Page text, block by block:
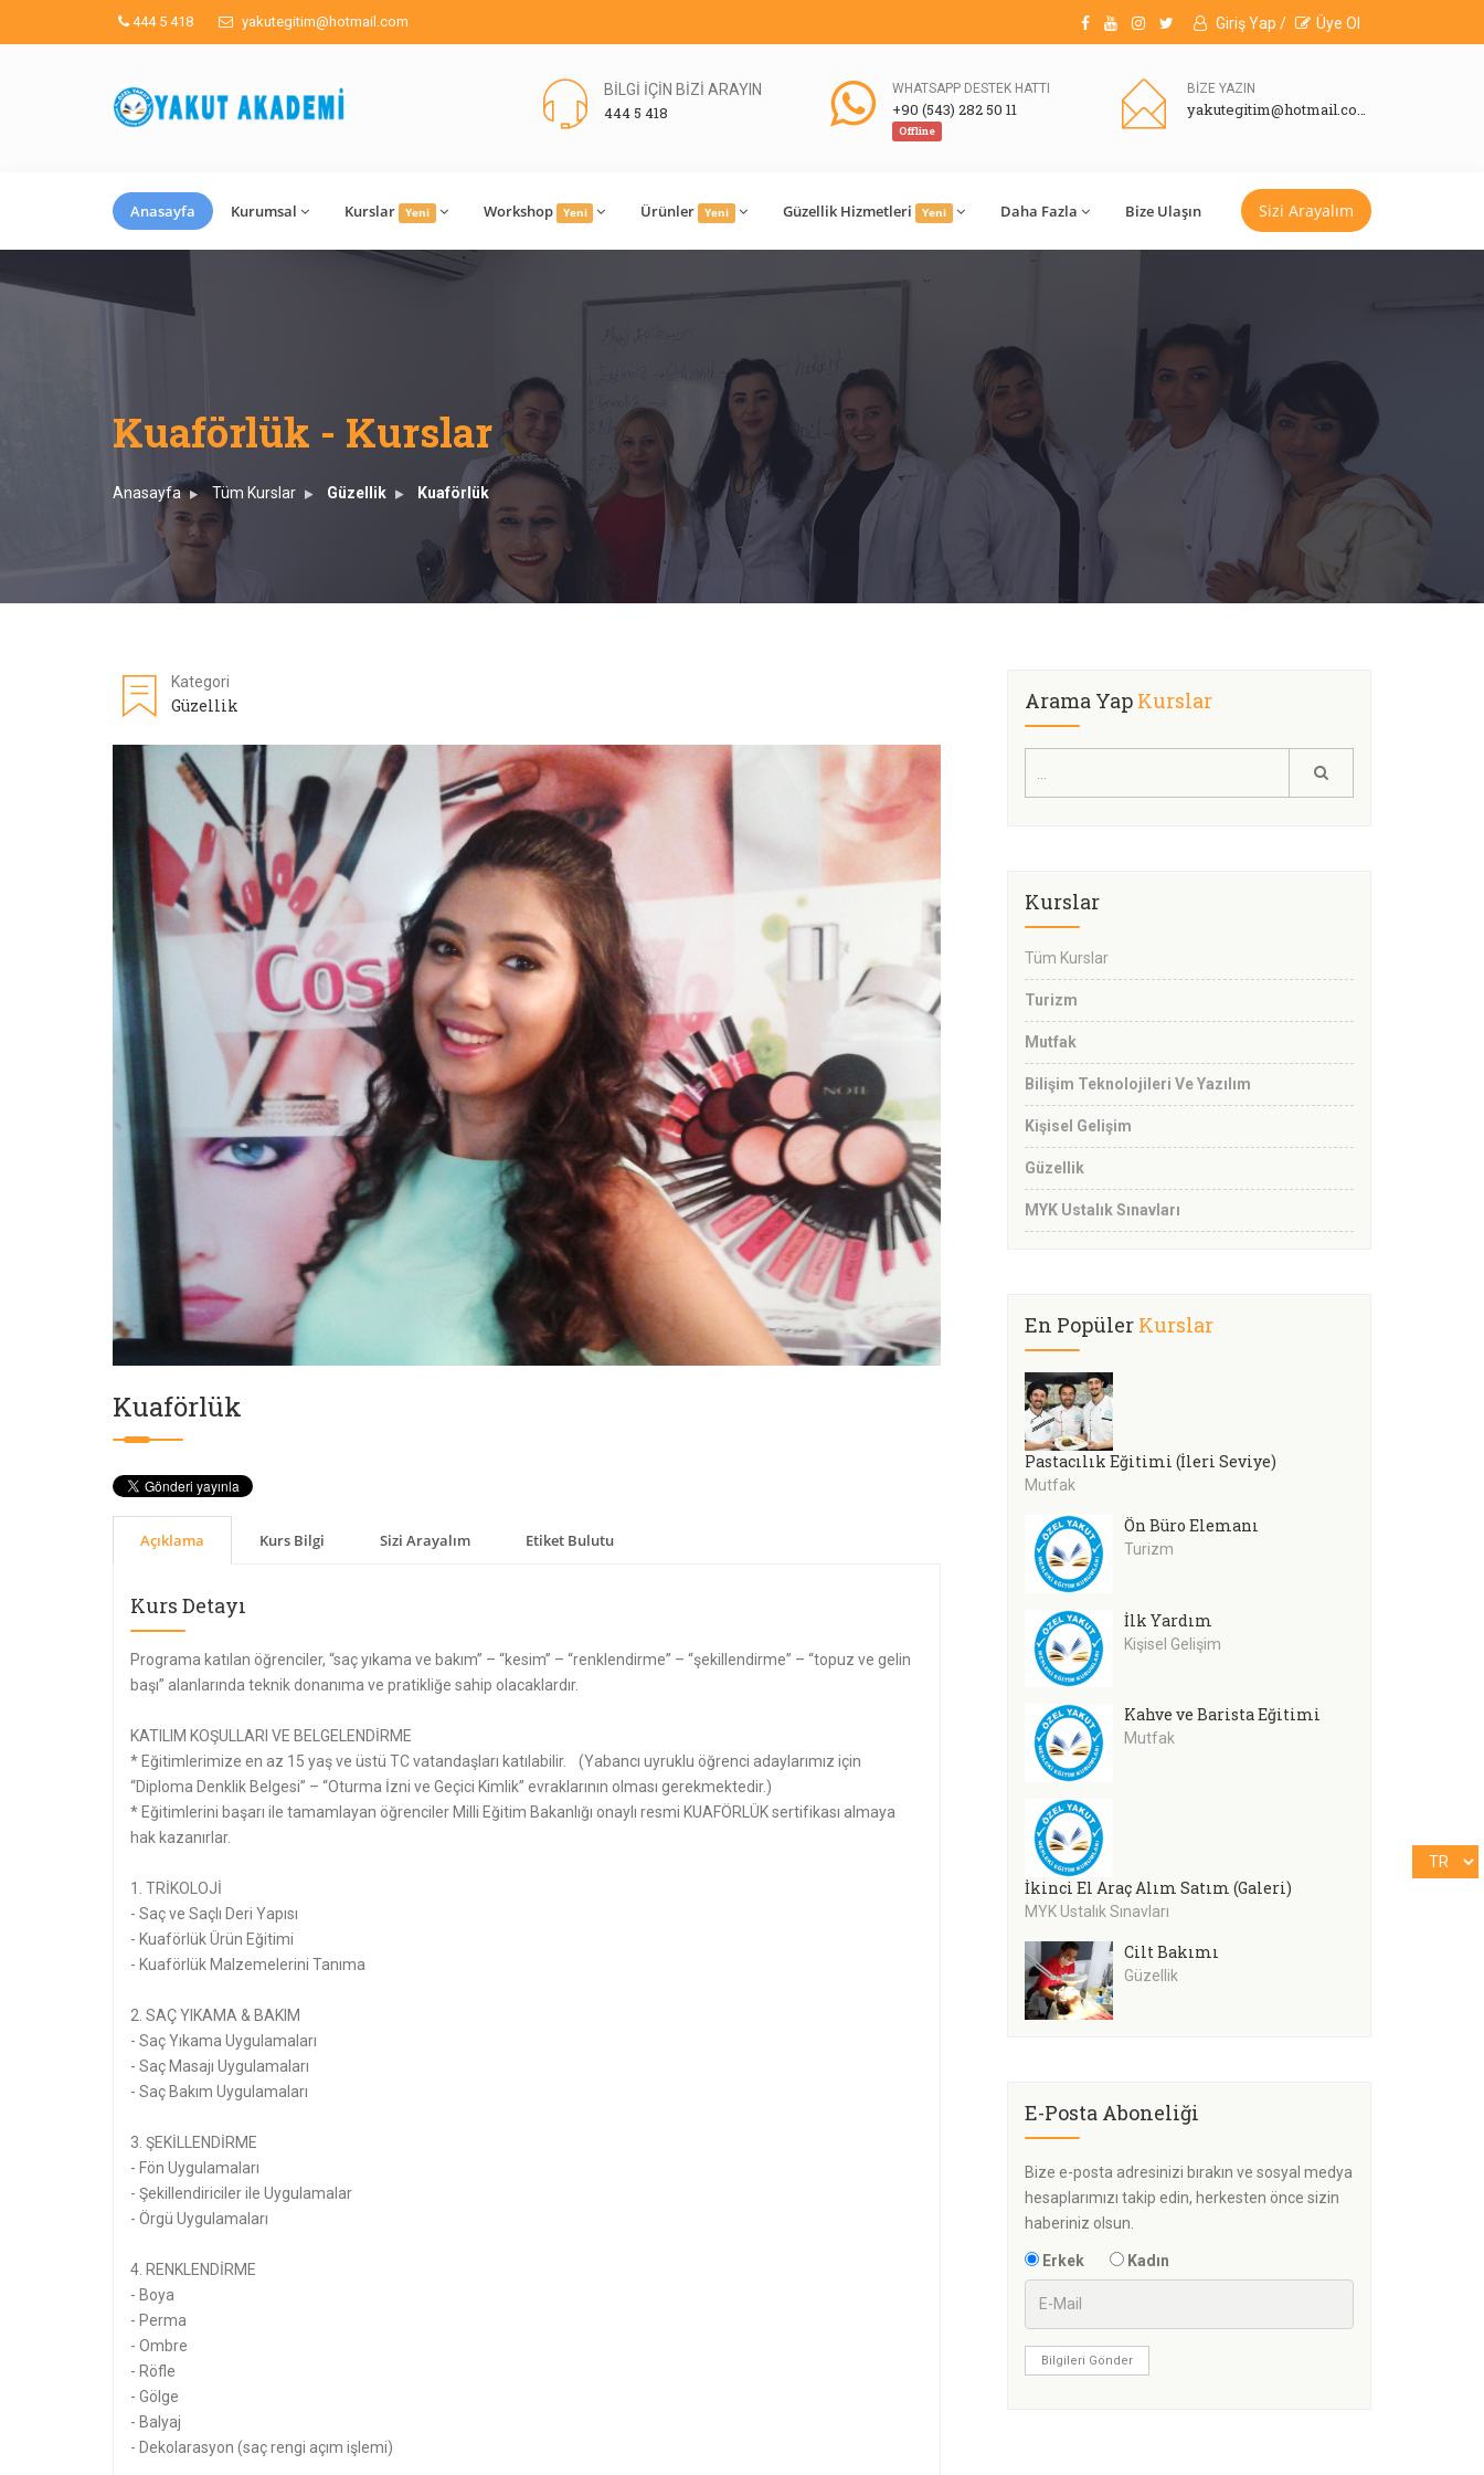
444 5 418 yakutegitim@hotmail.com Giriş Yap / Üye Ol
BİLGİ İÇİN BİZİ ARAYIN
444 5 418
WHATSAPP DESTEK HATTI
+90 (543) 282 50 11
Offline
BİZE YAZIN
yakutegitim@hotmail.com
Anasayfa Kurumsal Kurslar Yeni Workshop Yeni Ürünler Yeni Güzellik Hizmetleri Yeni Daha Fazla Bize Ulaşın Sizi Arayalım
Kuaförlük - Kurslar
Anasayfa Tüm Kurslar Güzellik Kuaförlük
Kategori
Güzellik
Kuaförlük
Açıklama Kurs Bilgi Sizi Arayalım Etiket Bulutu
Kurs Detayı
Programa katılan öğrenciler, “saç yıkama ve bakım” – “kesim” – “renklendirme” – “şekillendirme” – “topuz ve gelin
başı” alanlarında teknik donanıma ve pratikliğe sahip olacaklardır.
KATILIM KOŞULLARI VE BELGELENDİRME
* Eğitimlerimize en az 15 yaş ve üstü TC vatandaşları katılabilir. (Yabancı uyruklu öğrenci adaylarımız için
“Diploma Denklik Belgesi” – “Oturma İzni ve Geçici Kimlik” evraklarının olması gerekmektedir.)
* Eğitimlerini başarı ile tamamlayan öğrenciler Milli Eğitim Bakanlığı onaylı resmi KUAFÖRLÜK sertifikası almaya
hak kazanırlar.
1. TRİKOLOJİ
- Saç ve Saçlı Deri Yapısı
- Kuaförlük Ürün Eğitimi
- Kuaförlük Malzemelerini Tanıma
2. SAÇ YIKAMA & BAKIM
- Saç Yıkama Uygulamaları
- Saç Masajı Uygulamaları
- Saç Bakım Uygulamaları
3. ŞEKİLLENDİRME
- Fön Uygulamaları
- Şekillendiriciler ile Uygulamalar
- Örgü Uygulamaları
4. RENKLENDİRME
- Boya
- Perma
- Ombre
- Röfle
- Gölge
- Balyaj
- Dekolarasyon (saç rengi açım işlemi)
Arama Yap Kurslar
Kurslar
Tüm Kurslar
Turizm
Mutfak
Bilişim Teknolojileri Ve Yazılım
Kişisel Gelişim
Güzellik
MYK Ustalık Sınavları
En Popüler Kurslar
Pastacılık Eğitimi (İleri Seviye)
Mutfak
Ön Büro Elemanı
Turizm
İlk Yardım
Kişisel Gelişim
Kahve ve Barista Eğitimi
Mutfak
İkinci El Araç Alım Satım (Galeri)
MYK Ustalık Sınavları
Cilt Bakımı
Güzellik
E-Posta Aboneliği
Bize e-posta adresinizi bırakın ve sosyal medya
hesaplarımızı takip edin, herkesten önce sizin
haberiniz olsun.
Erkek Kadın
Bilgileri Gönder